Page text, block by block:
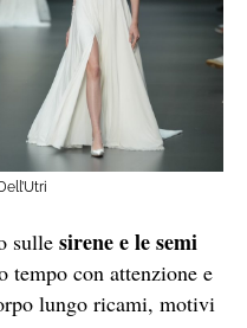
sulle sirene e le semi
tempo con attenzione e
lungo ricami, motivi